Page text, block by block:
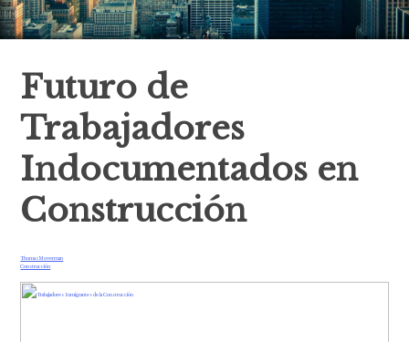
Futuro de
Trabajadores
Indocumentados en
Construcción
Thomas Moverman
Construcción